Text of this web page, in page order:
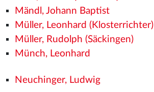
Mändl, Johann Baptist
Müller, Leonhard (Klosterrichter)
Müller, Rudolph (Säckingen)
Münch, Leonhard
Neuchinger, Ludwig